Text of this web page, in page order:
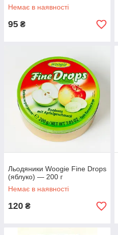
Немає в наявності
95 ₴
Льодяники Woogie Fine Drops
(яблуко) — 200 г
Немає в наявності
120 ₴